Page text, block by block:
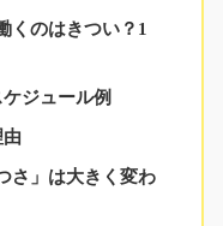
くのはきつい？1
ジュール例
さ」は大きく変わ